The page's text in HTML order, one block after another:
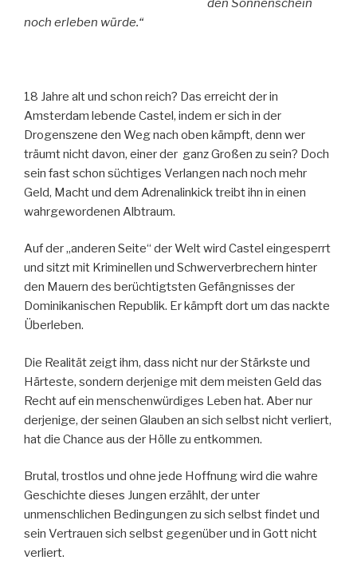
den Sonnenschein
noch erleben würde.“
18 Jahre alt und schon reich? Das erreicht der in
Amsterdam lebende Castel, indem er sich in der
Drogenszene den Weg nach oben kämpft, denn wer
träumt nicht davon, einer der ganz Großen zu sein? Doch
sein fast schon süchtiges Verlangen nach noch mehr
Geld, Macht und dem Adrenalinkick treibt ihn in einen
wahrgewordenen Albtraum.
Auf der „anderen Seite“ der Welt wird Castel eingesperrt
und sitzt mit Kriminellen und Schwerverbrechern hinter
den Mauern des berüchtigtsten Gefängnisses der
Dominikanischen Republik. Er kämpft dort um das nackte
Überleben.
Die Realität zeigt ihm, dass nicht nur der Stärkste und
Härteste, sondern derjenige mit dem meisten Geld das
Recht auf ein menschenwürdiges Leben hat. Aber nur
derjenige, der seinen Glauben an sich selbst nicht verliert,
hat die Chance aus der Hölle zu entkommen.
Brutal, trostlos und ohne jede Hoffnung wird die wahre
Geschichte dieses Jungen erzählt, der unter
unmenschlichen Bedingungen zu sich selbst findet und
sein Vertrauen sich selbst gegenüber und in Gott nicht
verliert.